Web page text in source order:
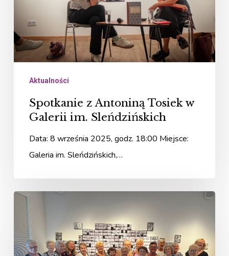
im.
Sleńdzińskich
Aktualności
Spotkanie z Antoniną Tosiek w
Galerii im. Sleńdzińskich
Data: 8 września 2025, godz. 18:00 Miejsce:
Galeria im. Sleńdzińskich,…
„Fastowskie”
spotkanie
w
Galerii